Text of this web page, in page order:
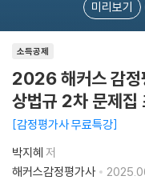
미리보기
소득공제
2026 해커스 감정
상법규 2차 문제집
감정평가사 무료특강
박지혜 저
해커스감정평가사